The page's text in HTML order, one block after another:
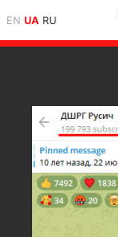
EN UA RU